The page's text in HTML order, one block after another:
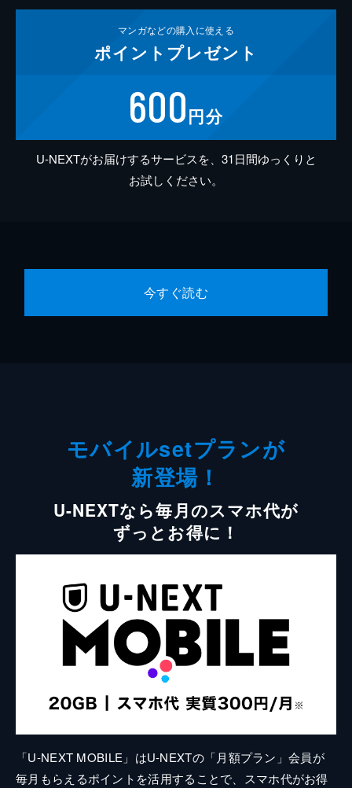
マンガなどの購入に使える
ポイント プレゼント
600円分
U-NEXTがお届けするサービスを、31日間ゆっくりと
お試しください。
今すぐ読む
モバイルsetプランが
新登場！
U-NEXTなら毎月のスマホ代が
ずっとお得に！
「U-NEXT MOBILE」はU-NEXTの「月額プラン」会員が
毎月もらえるポイントを活用することで、スマホ代がお得